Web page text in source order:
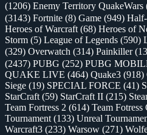
(1206) Enemy Territory QuakeWars
(3143) Fortnite (8) Game (949)
Heroes of Warcraft (68) Heroes of
Storm (5) League of Legends (590)
(329) Overwatch (314) Painkiller
(2437) PUBG (252) PUBG
QUAKE LIVE (464) Quake3 (918)
Siege (19) SPECIAL FORCE (41)
StarCraft (59) StarCraft II (215)
Team Fortress 2 (614) Team Fotress
Tournament (133) Unreal
Warcraft3 (233) Warsow (271)